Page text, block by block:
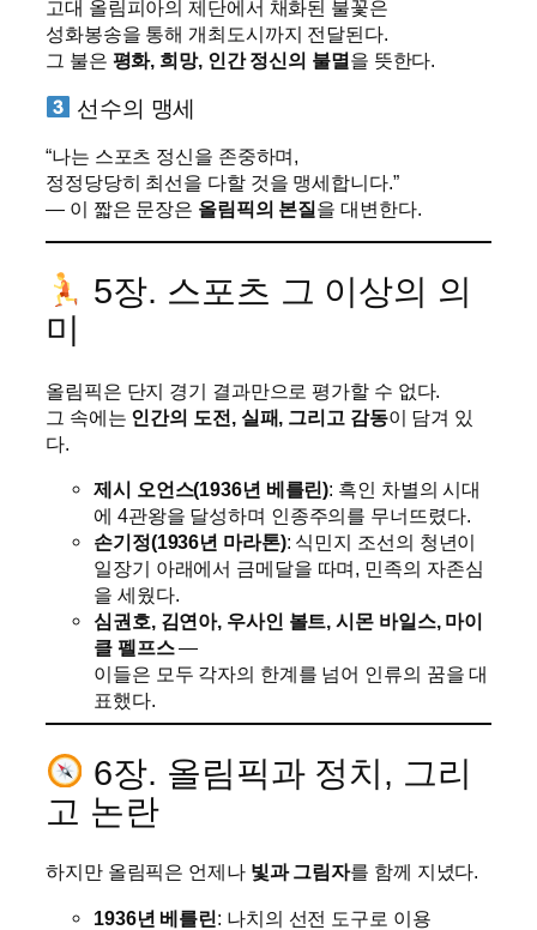
고대 올림피아의 제단에서 채화된 불꽃은
성화봉송을 통해 개최도시까지 전달된다.
그 불은 평화, 희망, 인간 정신의 불멸 을 뜻한다.
선수의 맹세
“나는 스포츠 정신을 존중하며,
정정당당히 최선을 다할 것을 맹세합니다.”
— 이 짧은 문장은 올림픽의 본질을 대변한다.
5장. 스포츠 그 이상의 의
미
올림픽은 단지 경기 결과만으로 평가할 수 없다.
그 속에는 인간의 도전, 실패, 그리고 감동이 담겨 있
다.
제시 오언스(1936년 베를린): 흑인 차별의 시대
에 4관왕을 달성하며 인종주의를 무너뜨렸다.
손기정(1936년 마라톤): 식민지 조선의 청년이
일장기 아래에서 금메달을 따며, 민족의 자존심
을 세웠다.
심권호, 김연아, 우사인 볼트, 시몬 바일스, 마이
클 펠프스—
이들은 모두 각자의 한계를 넘어 인류의 꿈을 대
표했다.
6장. 올림픽과 정치, 그리
고 논란
하지만 올림픽은 언제나 빛과 그림자를 함께 지녔다.
1936년 베를린: 나치의 선전 도구로 이용